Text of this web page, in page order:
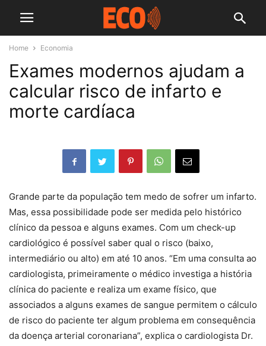
Home Economia
Exames modernos ajudam a
calcular risco de infarto e
morte cardíaca
Grande parte da população tem medo de sofrer um infarto.
Mas, essa possibilidade pode ser medida pelo histórico
clínico da pessoa e alguns exames. Com um check-up
cardiológico é possível saber qual o risco (baixo,
intermediário ou alto) em até 10 anos. “Em uma consulta ao
cardiologista, primeiramente o médico investiga a história
clínica do paciente e realiza um exame físico, que
associados a alguns exames de sangue permitem o cálculo
de risco do paciente ter algum problema em consequência
da doença arterial coronariana”, explica o cardiologista Dr.